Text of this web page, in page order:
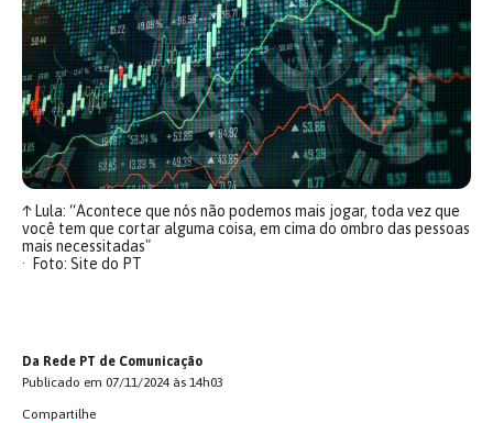
↑Lula: “Acontece que nós não podemos mais jogar, toda vez que
você tem que cortar alguma coisa, em cima do ombro das pessoas
mais necessitadas"
Foto: Site do PT
Da Rede PT de Comunicação
Publicado em 07/11/2024 às 14h03
Compartilhe